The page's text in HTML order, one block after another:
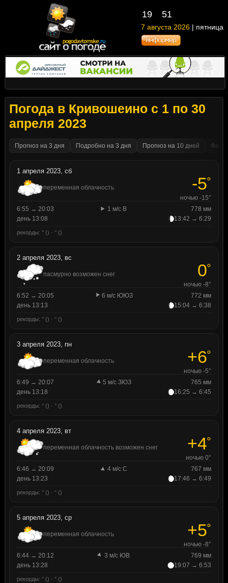
19 51
7 августа 2026 | пятница
Погода в Кривошеино с 1 по 30
апреля 2023
Прогноз на 3 дня Подробно на 3 дня Прогноз на 10 дней
1 апреля 2023, сб
переменная облачность -5°
ночью -15°
6:55 → 20:03
1 м/с В
778 мм
день 13:08
13:42 → 6:29
рекорды: ° () · ° ()
2 апреля 2023, вс
пасмурно возможен снег 0°
ночью -8°
6:52 → 20:05
6 м/с ЮЮЗ
772 мм
день 13:13
15:04 → 6:38
рекорды: ° () · ° ()
3 апреля 2023, пн
переменная облачность +6°
ночью -5°
6:49 → 20:07
5 м/с ЗЮЗ
765 мм
день 13:18
16:25 → 6:45
рекорды: ° () · ° ()
4 апреля 2023, вт
переменная облачность возможен снег +4°
ночью 0°
6:46 → 20:09
4 м/с С
767 мм
день 13:23
17:46 → 6:49
рекорды: ° () · ° ()
5 апреля 2023, ср
переменная облачность +5°
ночью -8°
6:44 → 20:12
3 м/с ЮВ
769 мм
день 13:28
19:07 → 6:53
рекорды: ° () · ° ()